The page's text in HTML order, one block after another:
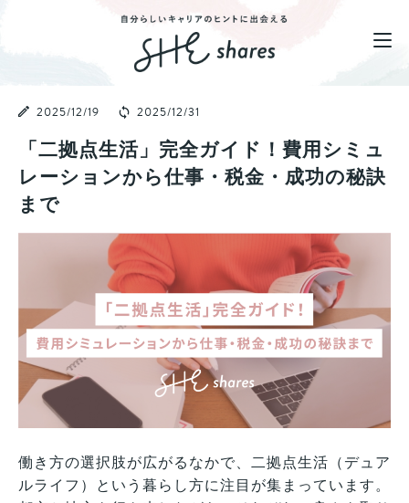
2025/12/19 2025/12/31
「二拠点生活」完全ガイド！費用シミュ
レーションから仕事・税金・成功の秘訣
まで
働き方の選択肢が広がるなかで、二拠点生活（デュア
ルライフ）という暮らし方に注目が集まっています。